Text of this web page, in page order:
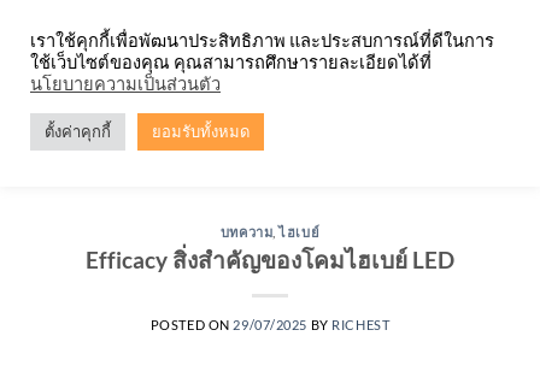
content
บทความ ,ไฮเบย์
Efficacy สิ่งสำคัญของโคมไฮเบย์ LED
POSTED ON 29/07/2025 BY RICHEST
เราใช้คุกกี้เพื่อพัฒนาประสิทธิภาพ และประสบการณ์ที่ดีในการ
ใช้เว็บไซต์ของคุณ คุณสามารถศึกษารายละเอียดได้ที่
นโยบายความเป็นส่วนตัว
ตั้งค่าคุกกี้ ยอมรับทั้งหมด